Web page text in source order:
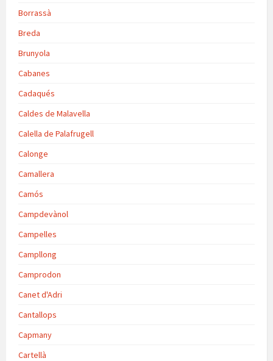
Borrassà
Breda
Brunyola
Cabanes
Cadaqués
Caldes de Malavella
Calella de Palafrugell
Calonge
Camallera
Camós
Campdevànol
Campelles
Campllong
Camprodon
Canet d'Adri
Cantallops
Capmany
Cartellà